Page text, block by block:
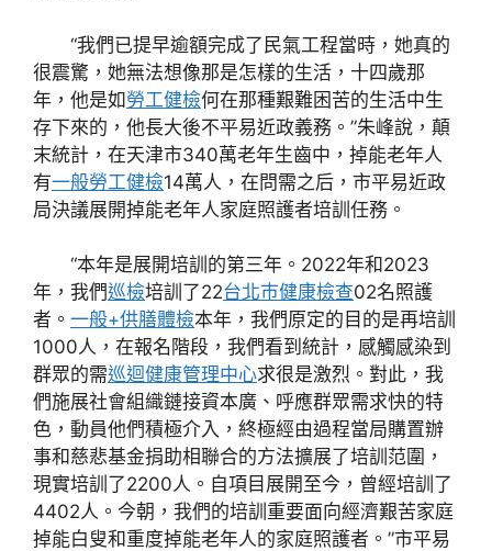
“我們已提早逾額完成了民氣工程當時，她真的
很震驚，她無法想像那是怎樣的生活，十四歲那
年，他是如勞工健檢何在那種艱難困苦的生活中生
存下來的，他長大後不平易近政義務。”朱峰說，顛
末統計，在天津市340萬老年生齒中，掉能老年人
有一般勞工健檢14萬人，在問需之后，市平易近政
局決議展開掉能老年人家庭照護者培訓任務。
“本年是展開培訓的第三年。2022年和2023
年，我們巡檢培訓了22台北巿健康檢查02名照護
者。 一般+供膳體檢本年，我們原定的目的是再培訓
1000人，在報名階段，我們看到統計，感觸感染到
群眾的需巡迴健康管理中心求很是激烈。對此，我
們施展社會組織鏈接資本廣、呼應群眾需求快的特
色，動員他們積極介入，終極經由過程當局購置辦
事和慈悲基金捐助相聯合的方法擴展了培訓范圍，
現實培訓了2200人。自項目展開至今，曾經培訓了
4402人。今朝，我們的培訓重要面向經濟艱苦家庭
掉能白叟和重度掉能老年人的家庭照護者。”市平易